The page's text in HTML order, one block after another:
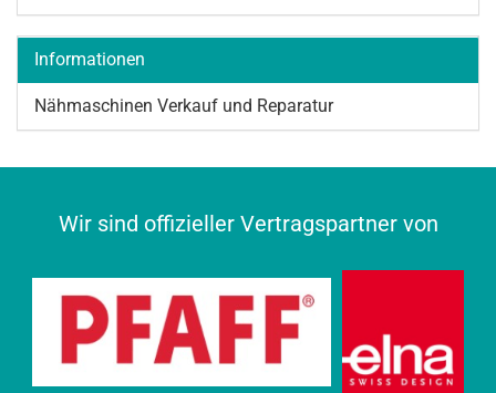
Informationen
Nähmaschinen Verkauf und Reparatur
Wir sind offizieller Vertragspartner von